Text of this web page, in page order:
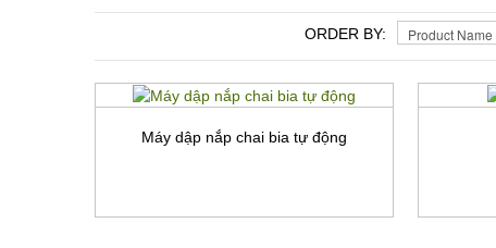
ORDER BY:
Xem chi tiết
Máy dập nắp chai bia tự động